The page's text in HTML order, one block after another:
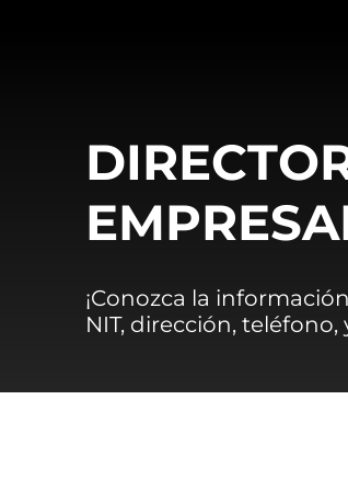
¡Conozca la
NIT, dirección,